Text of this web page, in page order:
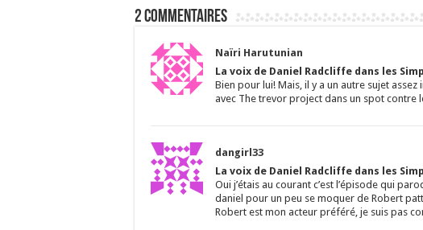
2 commentaires
Naïri Harutunian
La voix de Daniel Radcliffe dans les
Bien pour lui! Mais, il y a un autre sujet
avec The trevor project dans un spot
dangirl33
La voix de Daniel Radcliffe dans les
Oui j’étais au courant c’est l’épisode qui
daniel pour un peu se moquer de Robert
Robert est mon acteur préféré, je suis pas